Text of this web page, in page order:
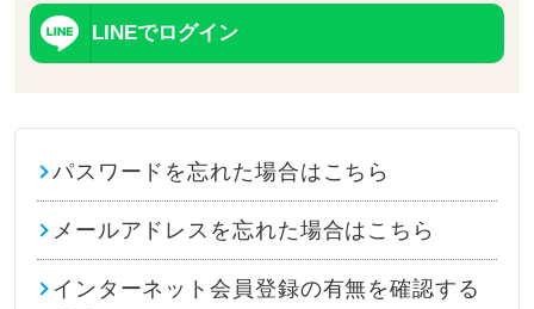
LINEでログイン
パスワードを忘れた場合はこちら
メールアドレスを忘れた場合はこちら
インターネット会員登録の有無を確認する